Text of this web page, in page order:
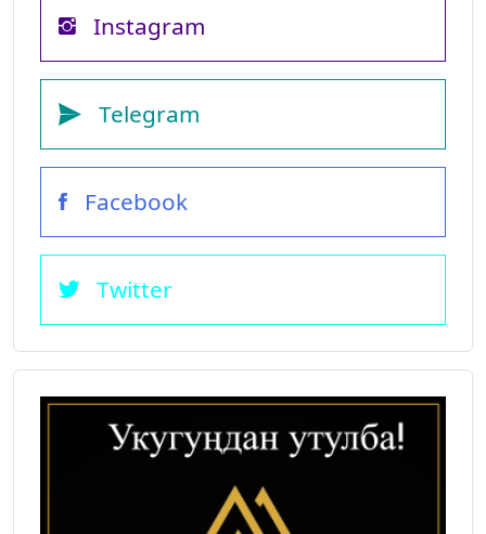
Instagram
Telegram
Facebook
Twitter